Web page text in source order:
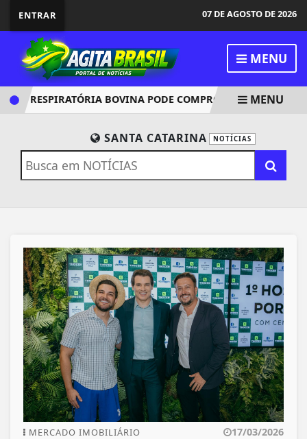
ENTRAR 07 DE AGOSTO DE 2026
MENU
RESPIRATÓRIA BOVINA PODE COMPROMETER AMENU
SANTA CATARINA NOTÍCIAS
MERCADO IMOBILIÁRIO 17/03/2026